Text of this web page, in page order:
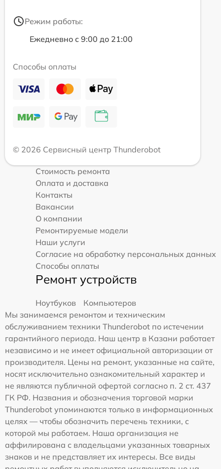
Режим работы:
Ежедневно с 9:00 до 21:00
Способы оплаты
© 2026 Сервисный центр Thunderobot
Стоимость ремонта
Оплата и доставка
Контакты
Вакансии
О компании
Ремонтируемые модели
Наши услуги
Согласие на обработку персональных данных
Способы оплаты
Ремонт устройств
Ноутбуков
Компьютеров
Мы занимаемся ремонтом и техническим
обслуживанием техники Thunderobot по истечении
гарантийного периода. Наш центр в Казани работает
независимо и не имеет официальной авторизации от
производителя. Цены на ремонт, указанные на сайте,
носят исключительно ознакомительный характер и
не являются публичной офертой согласно п. 2 ст. 437
ГК РФ. Названия и обозначения торговой марки
Thunderobot упоминаются только в информационных
целях — чтобы обозначить перечень техники, с
которой мы работаем. Наша организация не
аффилирована с владельцами указанных товарных
знаков и не представляет их интересы. Все виды